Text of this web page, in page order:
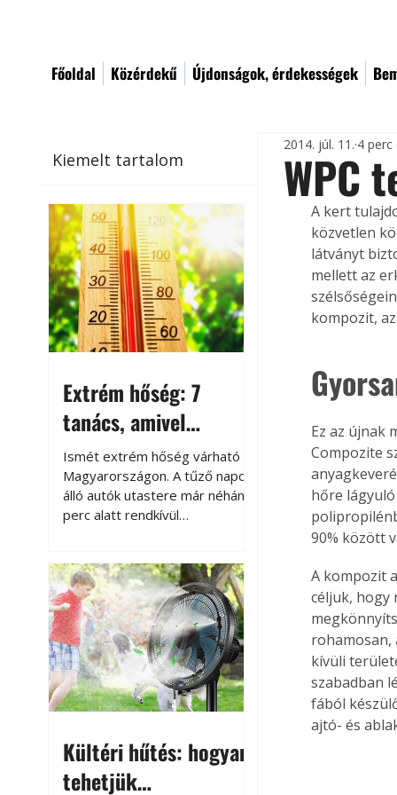
Főoldal Közérdekű Újdonságok, érdekességek
Kiemelt tartalom
Extrém hőség: 7
tanács, amivel
megóvhatjuk
autónkat a nyári
károktól
Ismét extrém hőség várható
Magyarországon. A tűző napon
álló autók utastere már néhány
perc alatt rendkívül
megközelítheti. Ez nemcsak a
beszállást teszi kellemetlenné,
hanem az autó állapotára és a
benne hagyott tárgyakra is
káros hatással lehet. Néhány
egyszerű óvintézkedéssel
azonban jelentősen
csökkenthetjük a hőség káros
Kültéri hűtés: hogyan
tehetjük
WPC
2014. júl. 11. 4 perc
A kert
közvetlen
látványt
mellett az
kompozit,
Ez az újnak
Compozite
hőre
90% között
A kompozit
céljuk, hogy
rohamosan,
kívüli
szabadban
fából
ajtó- és